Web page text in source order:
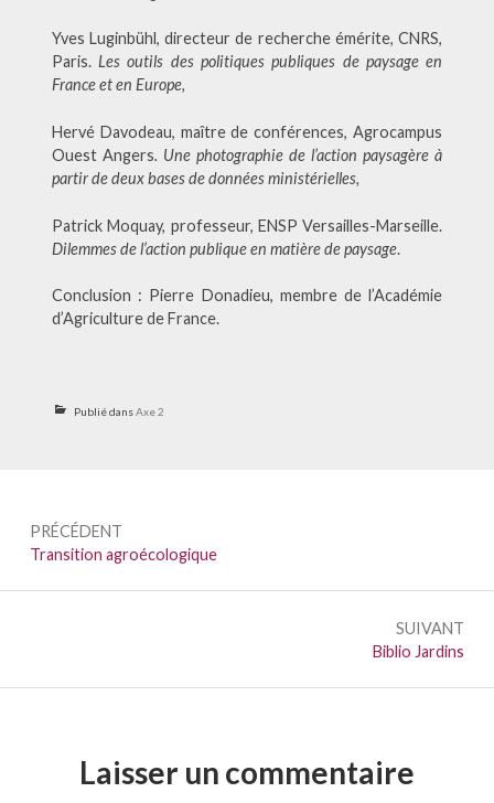
Yves Luginbühl, directeur de recherche émérite, CNRS,
Paris. Les outils des politiques publiques de paysage en
France et en Europe,
Hervé Davodeau, maître de conférences, Agrocampus
Ouest Angers. Une photographie de l’action paysagère à
partir de deux bases de données ministérielles,
Patrick Moquay, professeur, ENSP Versailles-Marseille.
Dilemmes de l’action publique en matière de paysage.
Conclusion : Pierre Donadieu, membre de l’Académie
d’Agriculture de France.
Publié dansAxe 2
Navigation
de
l’article
PRÉCÉDENT
Précédent :
Transition agroécologique
SUIVANT
Suivant :
Biblio Jardins
Laisser un commentaire